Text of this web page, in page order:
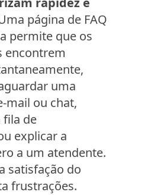
página de FAQ
permite que os
encontrem
uma
mail ou chat,
fila de
explicar a
a um atendente.
satisfação do
frustrações.